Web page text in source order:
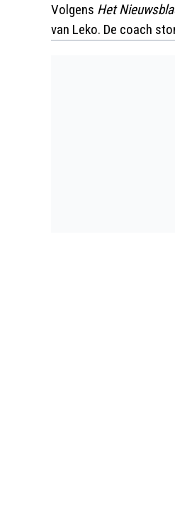
Volgens Het
van Leko. De coach